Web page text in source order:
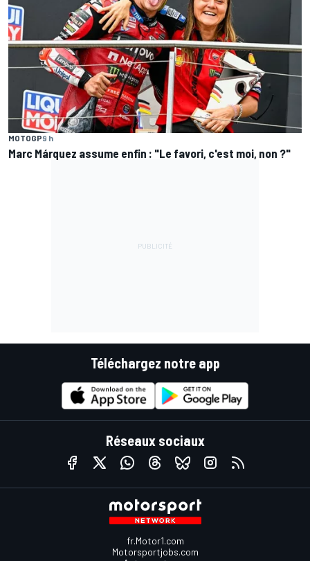
MOTOGP9 h
Marc Márquez assume enfin : "Le favori, c'est moi, non ?"
Téléchargez notre app
Réseaux sociaux
fr.Motor1.com
Motorsportjobs.com